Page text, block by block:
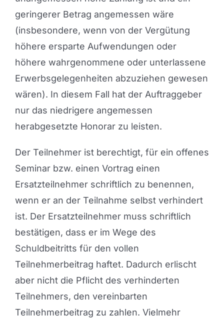
geringerer Betrag angemessen wäre
(insbesondere, wenn von der Vergütung
höhere ersparte Aufwendungen oder
höhere wahrgenommene oder unterlassene
Erwerbsgelegenheiten abzuziehen gewesen
wären). In diesem Fall hat der Auftraggeber
nur das niedrigere angemessen
herabgesetzte Honorar zu leisten.
Der Teilnehmer ist berechtigt, für ein offenes
Seminar bzw. einen Vortrag einen
Ersatzteilnehmer schriftlich zu benennen,
wenn er an der Teilnahme selbst verhindert
ist. Der Ersatzteilnehmer muss schriftlich
bestätigen, dass er im Wege des
Schuldbeitritts für den vollen
Teilnehmerbeitrag haftet. Dadurch erlischt
aber nicht die Pflicht des verhinderten
Teilnehmers, den vereinbarten
Teilnehmerbeitrag zu zahlen. Vielmehr